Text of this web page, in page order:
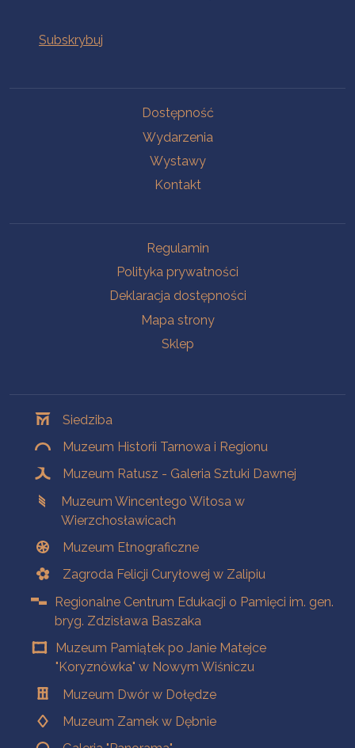
Dostępność
Wydarzenia
Wystawy
Kontakt
Regulamin
Polityka prywatności
Deklaracja dostępności
Mapa strony
Sklep
Siedziba
Muzeum Historii Tarnowa i Regionu
Muzeum Ratusz - Galeria Sztuki Dawnej
Muzeum Wincentego Witosa w
Wierzchosławicach
Muzeum Etnograficzne
Zagroda Felicji Curyłowej w Zalipiu
Regionalne Centrum Edukacji o Pamięci im. gen.
bryg. Zdzisława Baszaka
Muzeum Pamiątek po Janie Matejce
"Koryznówka" w Nowym Wiśniczu
Muzeum Dwór w Dołędze
Muzeum Zamek w Dębnie